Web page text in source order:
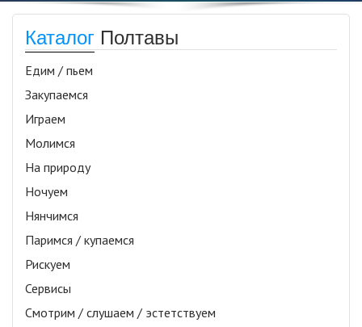
Каталог Полтавы
Едим / пьем
Закупаемся
Играем
Молимся
На природу
Ночуем
Нянчимся
Паримся / купаемся
Рискуем
Сервисы
Смотрим / слушаем / эстетствуем